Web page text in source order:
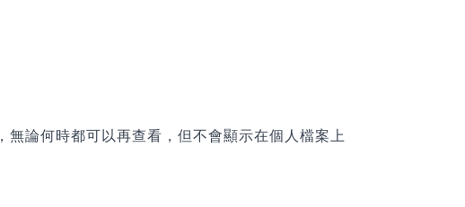
無論何時都可以再查看，但不會顯示在個人檔案上